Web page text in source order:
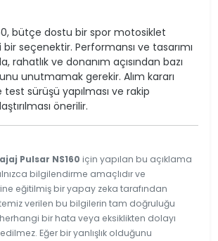
bütçe dostu bir spor motosiklet
seçenektir. Performansı ve tasarımı
rahatlık ve donanım açısından bazı
unutmamak gerekir. Alım kararı
sürüşü yapılması ve rakip
önerilir.
Pulsar NS160 için yapılan bu açıklama
bilgilendirme amaçlıdır ve
eğitilmiş bir yapay zeka tarafından
verilen bu bilgilerin tam doğruluğu
bir hata veya eksiklikten dolayı
Eğer bir yanlışlık olduğunu